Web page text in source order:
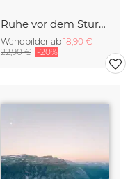
Ruhe vor dem Sturm
Wandbilder ab 18,90 €
22,90 € -20%